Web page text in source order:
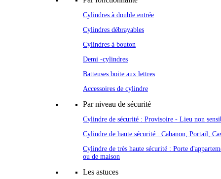
Cylindres à double entrée
Cylindres débrayables
Cylindres à bouton
Demi -cylindres
Batteuses boite aux lettres
Accessoires de cylindre
Par niveau de sécurité
Cylindre de sécurité : Provisoire - Lieu non
Cylindre de haute sécurité : Cabanon, Portail,
Cylindre de très haute sécurité : Porte
ou de maison
Les astuces